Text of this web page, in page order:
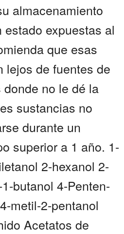
almacenamiento
expuestas al
que esas
lejos de fuentes de
no le dé la
sustancias no
durante un
superior a 1 año. 1-
2-hexanol 2-
butanol 4-Penten-
metil-2-pentanol
Acetatos de